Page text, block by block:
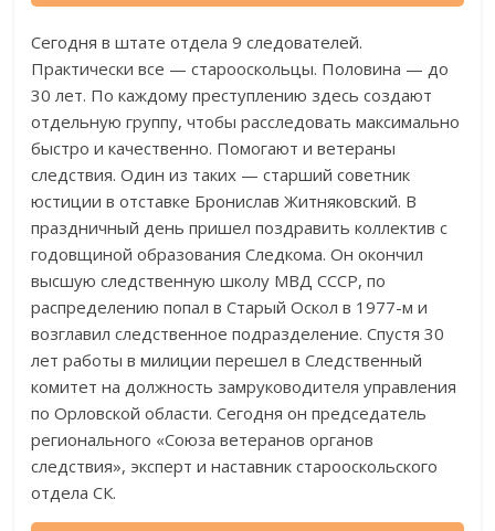
Сегодня в штате отдела 9 следователей.
Практически все — старооскольцы. Половина — до
30 лет. По каждому преступлению здесь создают
отдельную группу, чтобы расследовать максимально
быстро и качественно. Помогают и ветераны
следствия. Один из таких — старший советник
юстиции в отставке Бронислав Житняковский. В
праздничный день пришел поздравить коллектив с
годовщиной образования Следкома. Он окончил
высшую следственную школу МВД СССР, по
распределению попал в Старый Оскол в 1977-м и
возглавил следственное подразделение. Спустя 30
лет работы в милиции перешел в Следственный
комитет на должность замруководителя управления
по Орловской области. Сегодня он председатель
регионального «Союза ветеранов органов
следствия», эксперт и наставник старооскольского
отдела СК.